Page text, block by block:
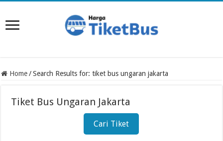
Home / Search Results for: tiket bus ungaran jakarta
Tiket Bus Ungaran Jakarta
Cari Tiket